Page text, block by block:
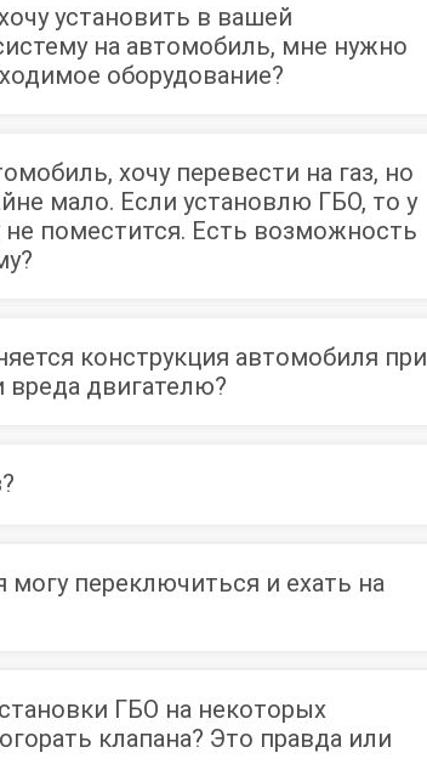
клиентов
Установка редуктора
установить в вашей
на автомобиль, мне нужно
оборудование?
хочу перевести на газ, но
мало. Если установлю ГБО, то у
поместится. Есть возможность
конструкция автомобиля при
вреда двигателю?
могу переключиться и ехать на
ГБО на некоторых
клапана? Это правда или